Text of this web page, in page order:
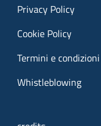
Privacy Policy
Cookie Policy
Termini e condizioni
Whistleblowing